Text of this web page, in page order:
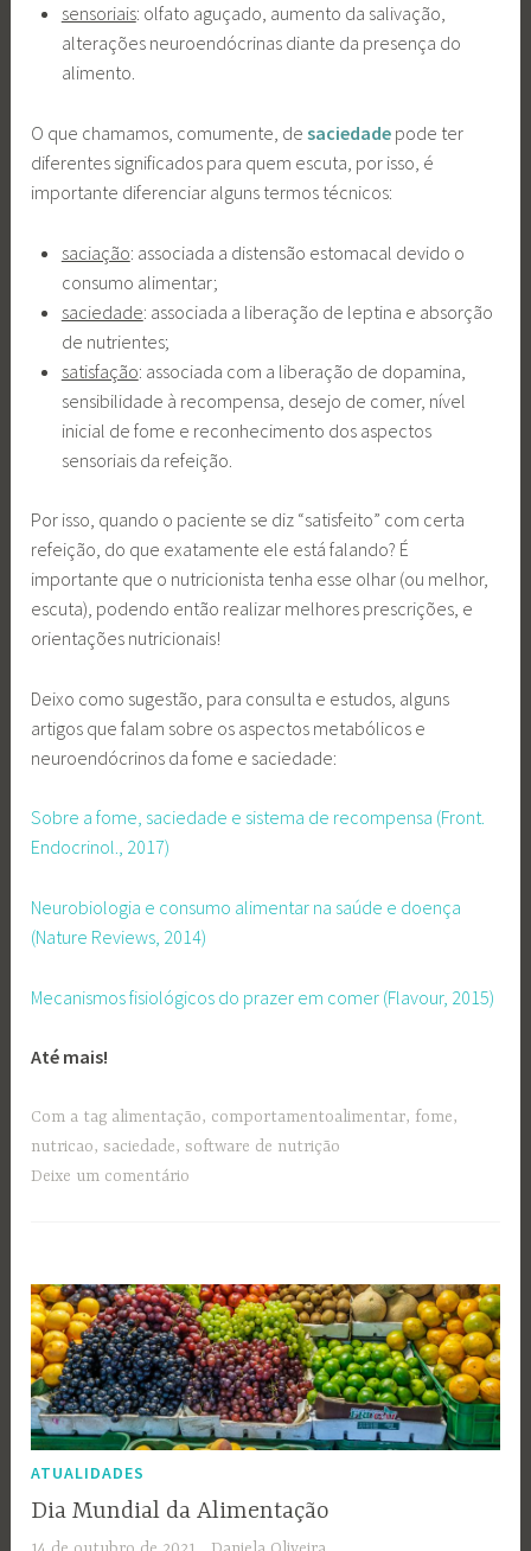
sensoriais: olfato aguçado, aumento da salivação,
alterações neuroendócrinas diante da presença do
alimento.
O que chamamos, comumente, desaciedade pode ter
diferentes significados para quem escuta, por isso, é
importante diferenciar alguns termos técnicos:
saciação: associada a distensão estomacal devido o
consumo alimentar;
saciedade: associada a liberação de leptina e absorção
de nutrientes;
satisfação: associada com a liberação de dopamina,
sensibilidade à recompensa, desejo de comer, nível
inicial de fome e reconhecimento dos aspectos
sensoriais da refeição.
Por isso, quando o paciente se diz “satisfeito” com certa
refeição, do que exatamente ele está falando? É
importante que o nutricionista tenha esse olhar (ou melhor,
escuta), podendo então realizar melhores prescrições, e
orientações nutricionais!
Deixo como sugestão, para consulta e estudos, alguns
artigos que falam sobre os aspectos metabólicos e
neuroendócrinos da fome e saciedade:
Sobre a fome, saciedade e sistema de recompensa (Front.
Endocrinol., 2017)
Neurobiologia e consumo alimentar na saúde e doença
(Nature Reviews, 2014)
Mecanismos fisiológicos do prazer em comer (Flavour, 2015)
Até mais!
Com a tag alimentação, comportamentoalimentar, fome,
nutricao,saciedade,software de nutrição
Deixe um comentário
ATUALIDADES
Dia Mundial da Alimentação